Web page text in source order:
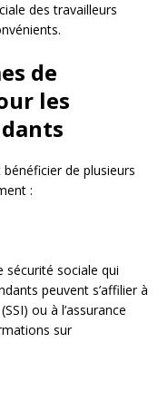
des travailleurs
de
les
de plusieurs
:
sécurité sociale qui
peuvent s’affilier à
ou à l’assurance
sur